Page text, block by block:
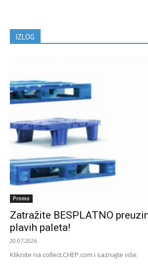
IZLOG
Promo
Zatražite BESPLATNO
plavih paleta!
20.07.2026.
Kliknite na collect.CHEP.com i saznajte više.